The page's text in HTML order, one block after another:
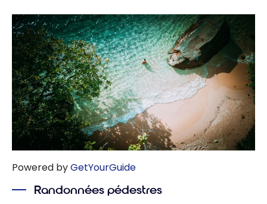
Powered byGetYourGuide
Randonnées pédestres